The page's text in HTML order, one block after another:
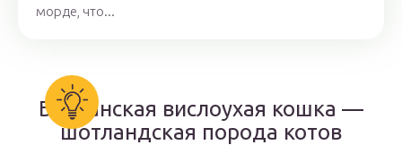
морде, что...
Британская вислоухая кошка —
шотландская порода котов